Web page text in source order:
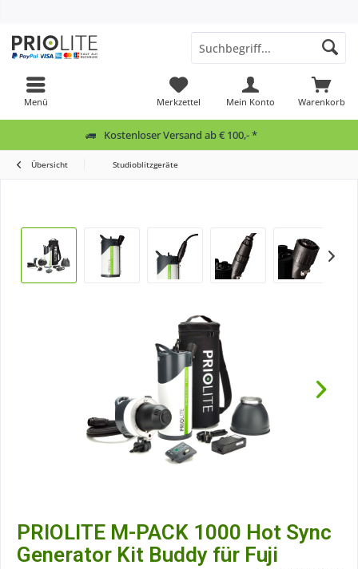
Menü Warenkorb
Merkzettel Mein Konto
Kostenloser Versand ab € 100,- *
Übersicht Studioblitzgeräte
PRIOLITE M-PACK 1000 Hot Sync
Generator Kit Buddy für Fuji